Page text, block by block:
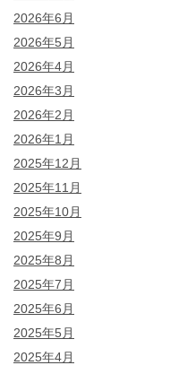
2026年6月
2026年5月
2026年4月
2026年3月
2026年2月
2026年1月
2025年12月
2025年11月
2025年10月
2025年9月
2025年8月
2025年7月
2025年6月
2025年5月
2025年4月